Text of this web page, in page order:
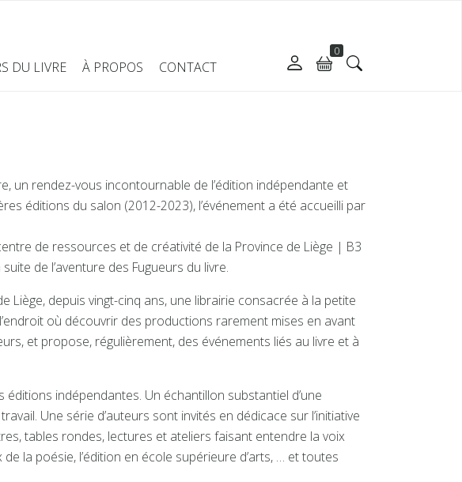
DU LIVRE À PROPOS CONTACT
0
un rendez-vous incontournable de l’édition indépendante et
éditions du salon (2012-2023), l’événement a été accueilli par
de ressources et de créativité de la Province de Liège | B3
de l’aventure des Fugueurs du livre.
Liège, depuis vingt-cinq ans, une librairie consacrée à la petite
où découvrir des productions rarement mises en avant
et propose, régulièrement, des événements liés au livre et à
indépendantes. Un échantillon substantiel d’une
Une série d’auteurs sont invités en dédicace sur l’initiative
tables rondes, lectures et ateliers faisant entendre la voix
la poésie, l’édition en école supérieure d’arts, … et toutes